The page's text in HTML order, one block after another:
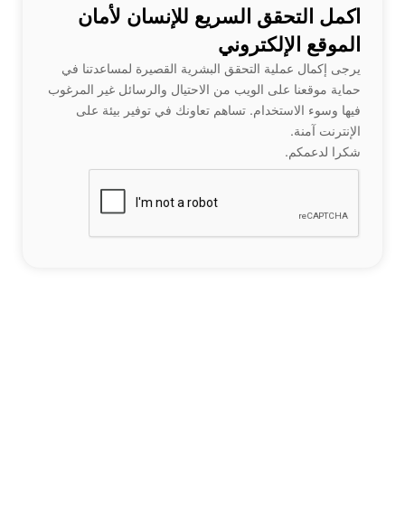
اكمل التحقق السريع للإنسان لأمان
الموقع الإلكتروني
يرجى إكمال عملية التحقق البشرية القصيرة لمساعدتنا في
حماية موقعنا على الويب من الاحتيال والرسائل غير المرغوب
فيها وسوء الاستخدام. تساهم تعاونك في توفير بيئة على
الإنترنت آمنة.
شكرا لدعمكم.